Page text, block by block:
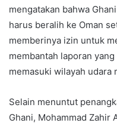
mengatakan bahwa
harus beralih ke Oman
memberinya izin untuk
membantah laporan
memasuki wilayah udara
Selain menuntut
Ghani, Mohammad Zahir